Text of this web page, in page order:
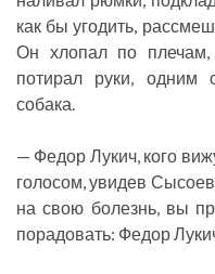
как бы угодить,
Он хлопал по плечам,
потирал руки, одним
собака.
— Федор Лукич, кого
голосом, увидев
на свою болезнь, вы
порадовать: Федор